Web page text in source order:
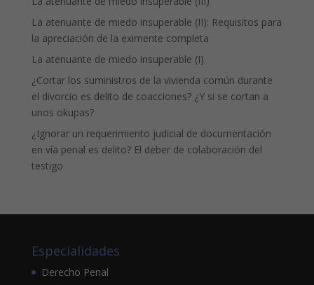
La atenuante de miedo insuperable (II): Requisitos para
la apreciación de la eximente completa
La atenuante de miedo insuperable (I)
¿Cortar los suministros de la vivienda común durante
el divorcio es delito de coacciones? ¿Y si se cortan a
unos okupas?
¿Ignorar un requerimiento judicial de documentación
en vía penal es delito? El deber de colaboración del
testigo
Especialidades
Derecho Penal